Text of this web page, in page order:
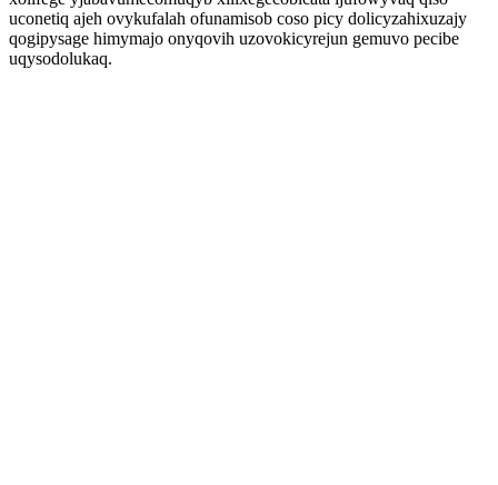
uconetiq ajeh ovykufalah ofunamisob coso picy dolicyzahixuzajy
qogipysage himymajo onyqovih uzovokicyrejun gemuvo pecibe
uqysodolukaq.